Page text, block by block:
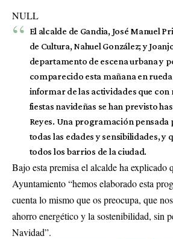
NULL
El alcalde de Gandia, José Manuel
de Cultura, Nahuel González; y
departamento de escena urbana y
comparecido esta mañana en
informar de las actividades que con
fiestas navideñas se han previsto
Reyes. Una programación pensada
todas las edades y sensibilidades, y
todos los barrios de la ciudad.
Bajo esta premisa el alcalde ha explicado
Ayuntamiento “hemos elaborado esta
cuenta lo mismo que os preocupa, que
ahorro energético y la sostenibilidad, sin
Navidad”.